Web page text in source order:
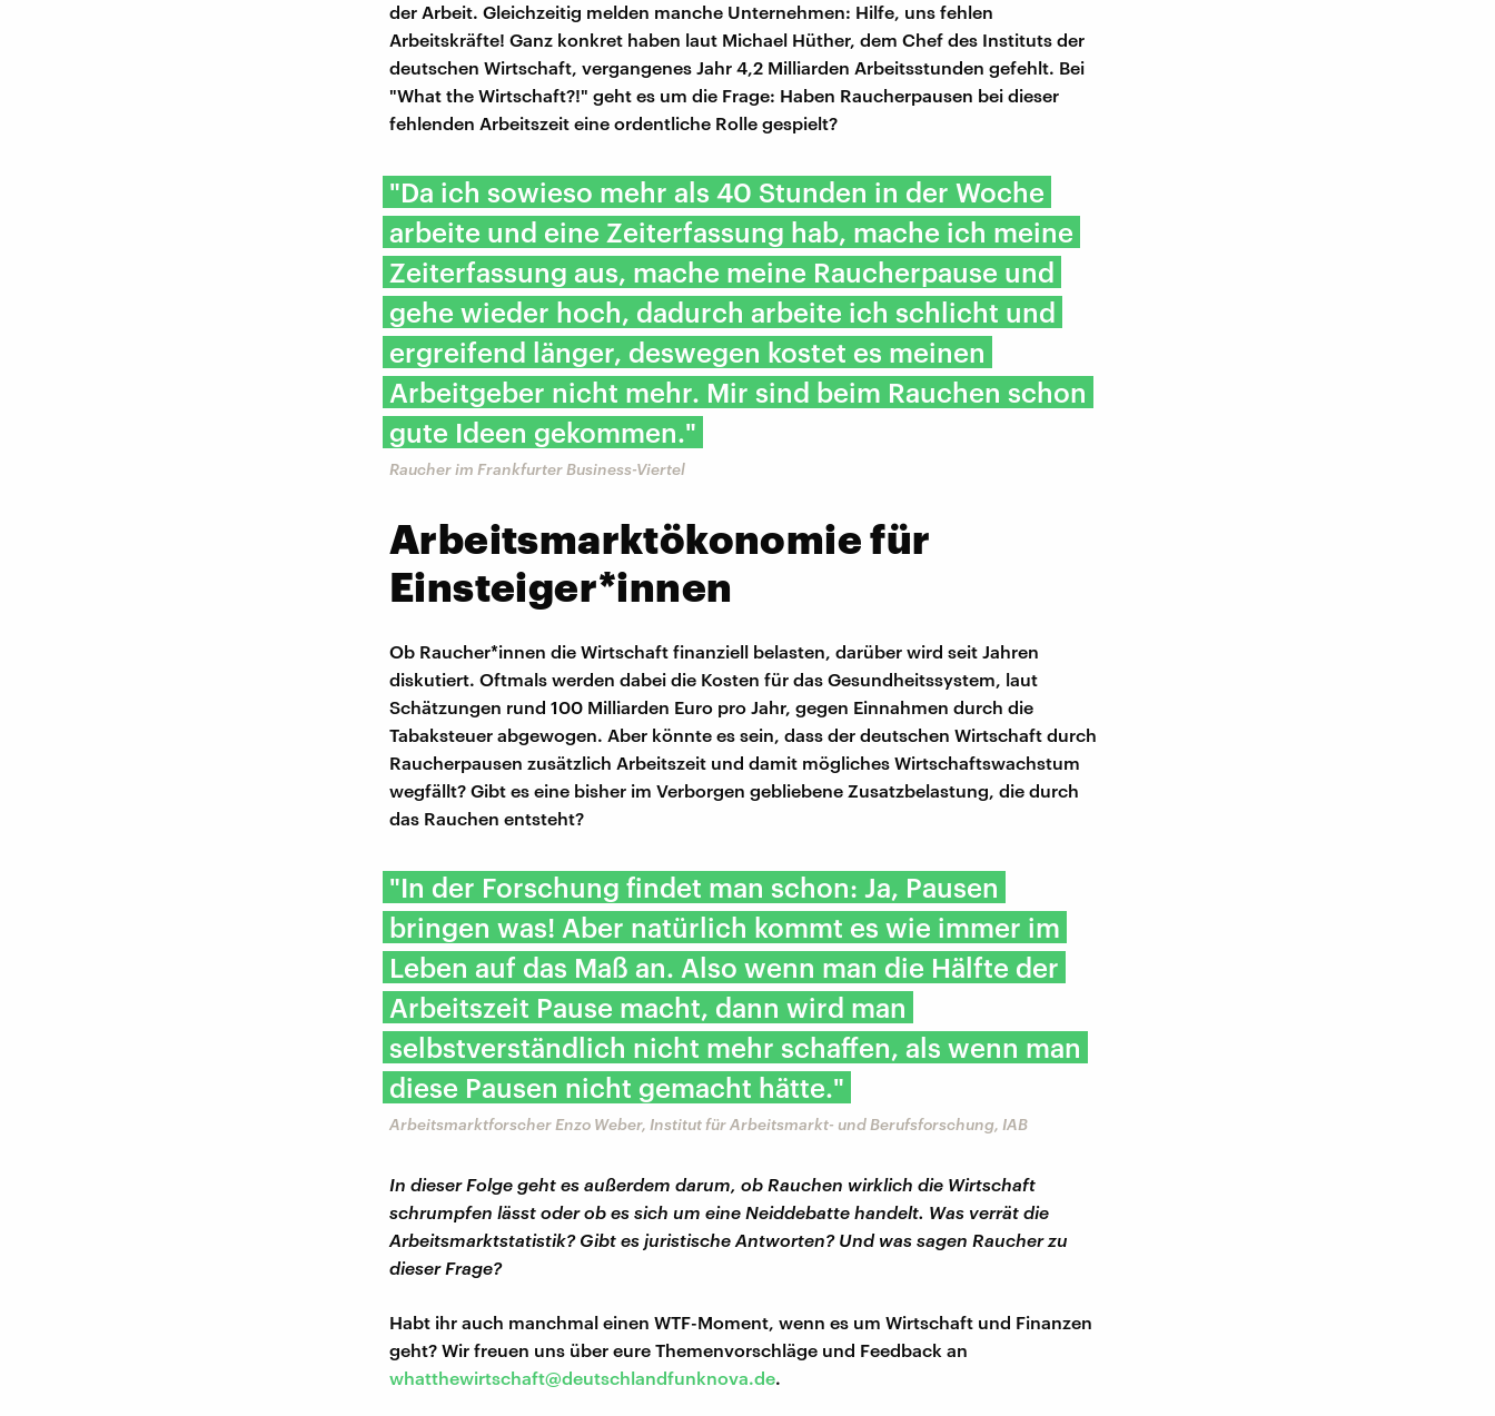
der Arbeit. Gleichzeitig melden manche Unternehmen: Hilfe, uns fehlen
Arbeitskräfte! Ganz konkret haben laut Michael Hüther, dem Chef des Instituts der
deutschen Wirtschaft, vergangenes Jahr 4,2 Milliarden Arbeitsstunden gefehlt. Bei
"What the Wirtschaft?!" geht es um die Frage: Haben Raucherpausen bei dieser
fehlenden Arbeitszeit eine ordentliche Rolle gespielt?
"Da ich sowieso mehr als 40 Stunden in der Woche
arbeite und eine Zeiterfassung hab, mache ich meine
Zeiterfassung aus, mache meine Raucherpause und
gehe wieder hoch, dadurch arbeite ich schlicht und
ergreifend länger, deswegen kostet es meinen
Arbeitgeber nicht mehr. Mir sind beim Rauchen schon
gute Ideen gekommen."
Raucher im Frankfurter Business-Viertel
Arbeitsmarktökonomie für
Einsteiger*innen
Ob Raucher*innen die Wirtschaft finanziell belasten, darüber wird seit Jahren
diskutiert. Oftmals werden dabei die Kosten für das Gesundheitssystem, laut
Schätzungen rund 100 Milliarden Euro pro Jahr, gegen Einnahmen durch die
Tabaksteuer abgewogen. Aber könnte es sein, dass der deutschen Wirtschaft durch
Raucherpausen zusätzlich Arbeitszeit und damit mögliches Wirtschaftswachstum
wegfällt? Gibt es eine bisher im Verborgen gebliebene Zusatzbelastung, die durch
das Rauchen entsteht?
"In der Forschung findet man schon: Ja, Pausen
bringen was! Aber natürlich kommt es wie immer im
Leben auf das Maß an. Also wenn man die Hälfte der
Arbeitszeit Pause macht, dann wird man
selbstverständlich nicht mehr schaffen, als wenn man
diese Pausen nicht gemacht hätte."
Arbeitsmarktforscher Enzo Weber, Institut für Arbeitsmarkt- und Berufsforschung, IAB
In dieser Folge geht es außerdem darum, ob Rauchen wirklich die Wirtschaft
schrumpfen lässt oder ob es sich um eine Neiddebatte handelt. Was verrät die
Arbeitsmarktstatistik? Gibt es juristische Antworten? Und was sagen Raucher zu
dieser Frage?
Habt ihr auch manchmal einen WTF-Moment, wenn es um Wirtschaft und Finanzen
geht? Wir freuen uns über eure Themenvorschläge und Feedback an
whatthewirtschaft@deutschlandfunknova.de.